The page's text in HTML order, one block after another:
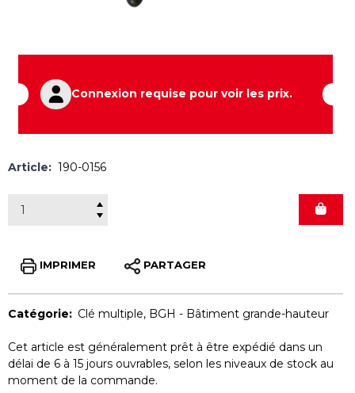
Connexion requise pour voir les prix.
Article: 190-0156
IMPRIMER PARTAGER
Catégorie: Clé multiple, BGH - Bâtiment grande-hauteur
Cet article est généralement prêt à être expédié dans un
délai de 6 à 15 jours ouvrables, selon les niveaux de stock au
moment de la commande.